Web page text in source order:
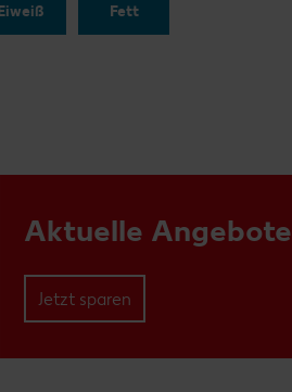
Fett
Aktuelle Angebote
Jetzt sparen